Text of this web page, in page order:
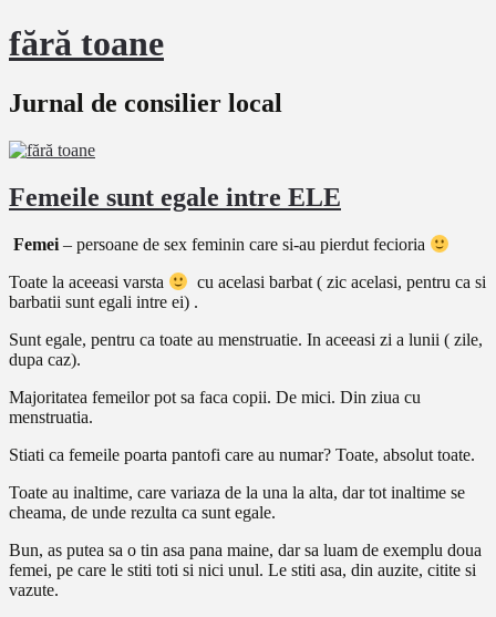
fără toane
Jurnal de consilier local
Femeile sunt egale intre ELE
Femei – persoane de sex feminin care si-au pierdut fecioria
Toate la aceeasi varsta
cu acelasi barbat ( zic acelasi, pentru ca si
barbatii sunt egali intre ei) .
Sunt egale, pentru ca toate au menstruatie. In aceeasi zi a lunii ( zile,
dupa caz).
Majoritatea femeilor pot sa faca copii. De mici. Din ziua cu
menstruatia.
Stiati ca femeile poarta pantofi care au numar? Toate, absolut toate.
Toate au inaltime, care variaza de la una la alta, dar tot inaltime se
cheama, de unde rezulta ca sunt egale.
Bun, as putea sa o tin asa pana maine, dar sa luam de exemplu doua
femei, pe care le stiti toti si nici unul. Le stiti asa, din auzite, citite si
vazute.